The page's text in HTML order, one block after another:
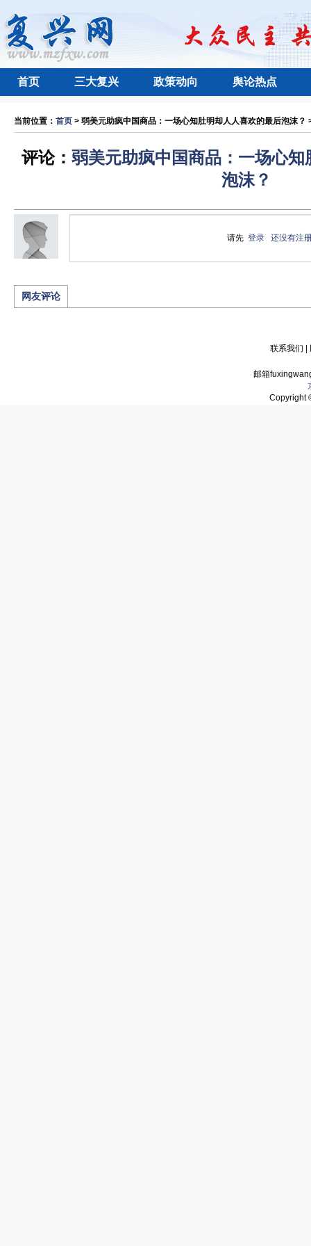
首页 三大复兴 政策动向 舆论热点
当前位置： 首页 > 弱美元助疯中国商品：一场心知肚明却人人喜欢的最后泡沫？
评论： 弱美元助疯中国商品：一场心
泡沫？
请先登录 还没有注
网友评论
联系我们
邮箱
Copyright